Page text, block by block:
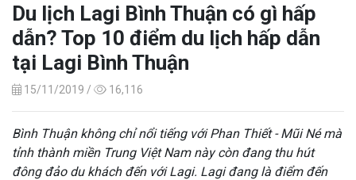
Du lịch Lagi Bình Thuận có gì hấp
dẫn? Top 10 điểm du lịch hấp dẫn
tại Lagi Bình Thuận
15/11/2019 / 16,116
Bình Thuận không chỉ nổi tiếng với Phan Thiết - Mũi Né mà
tỉnh thành miền Trung Việt Nam này còn đang thu hút
đông đảo du khách đến với Lagi. Lagi đang là điểm đến